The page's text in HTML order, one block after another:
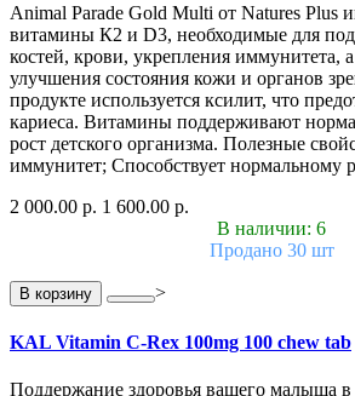
Animal Parade Gold Multi от Natures Plus
витамины К2 и D3, необходимые для
костей, крови, укрепления иммунитета,
улучшения состояния кожи и органов
продукте используется ксилит, что
кариеса. Витамины поддерживают
рост детского организма. Полезные
иммунитет; Способствует нормальному
2 000.00 р. 1 600.00 р.
В наличии: 6
Продано 30 шт
В корзину >
KAL Vitamin C-Rex 100mg 100 chew tab
Поддержание здоровья вашего малыша в